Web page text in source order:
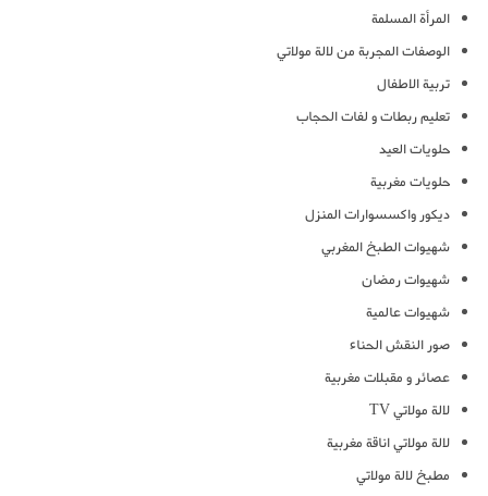
المرأة المسلمة
الوصفات المجربة من لالة مولاتي
تربية الاطفال
تعليم ربطات و لفات الحجاب
حلويات العيد
حلويات مغربية
ديكور واكسسوارات المنزل
شهيوات الطبخ المغربي
شهيوات رمضان
شهيوات عالمية
صور النقش الحناء
عصائر و مقبلات مغربية
لالة مولاتي TV
لالة مولاتي اناقة مغربية
مطبخ لالة مولاتي